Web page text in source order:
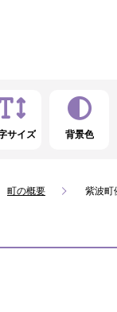
サイズ 背景色
町の概要 紫波町